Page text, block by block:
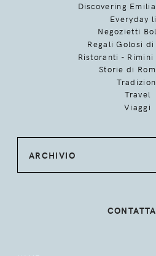
Discovering
Everyday
Negozietti
Regali Golosi
Ristoranti -
Storie di
Travel
Viaggi
ARCHIVIO